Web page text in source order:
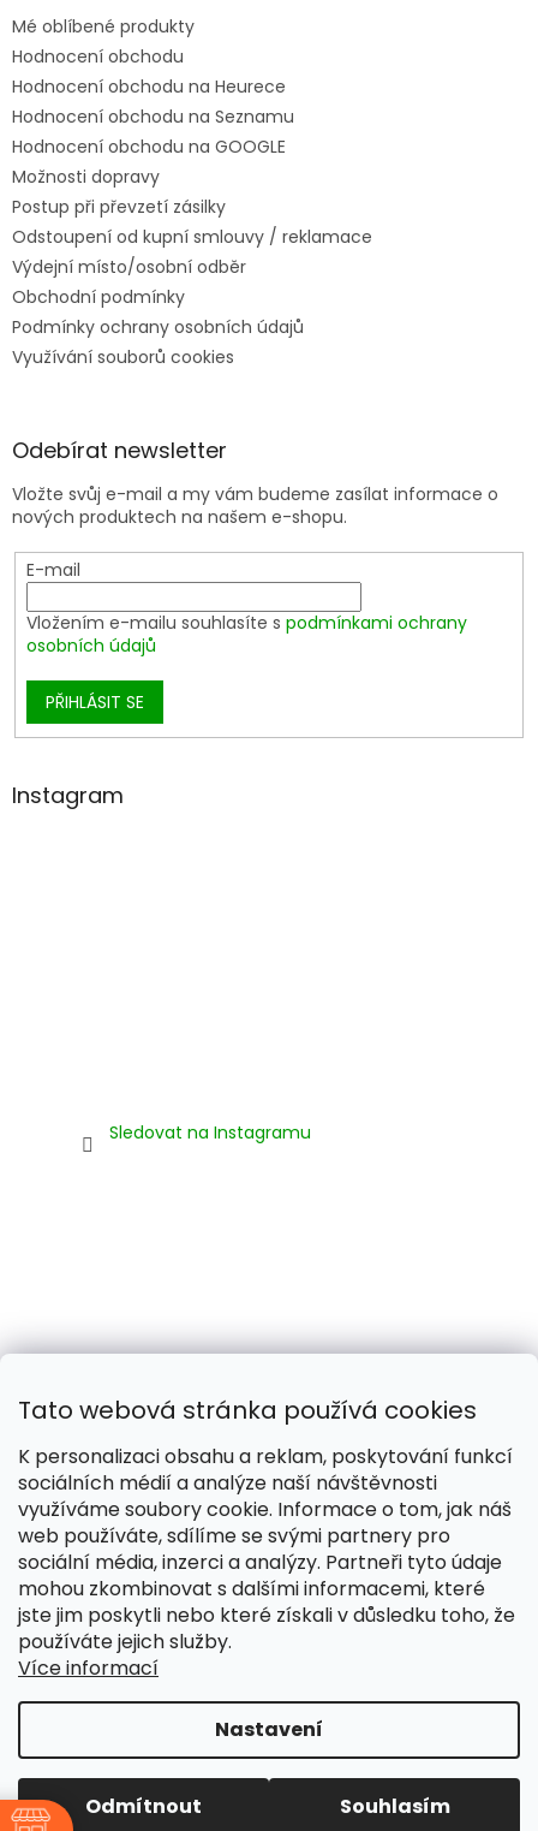
Tato webová stránka používá cookies
K personalizaci obsahu a reklam, poskytování funkcí
sociálních médií a analýze naší návštěvnosti
využíváme soubory cookie. Informace o tom, jak náš
web používáte, sdílíme se svými partnery pro
sociální média, inzerci a analýzy. Partneři tyto údaje
mohou zkombinovat s dalšími informacemi, které
jste jim poskytli nebo které získali v důsledku toho, že
používáte jejich služby.
Více informací
Nastavení
Odmítnout Souhlasím
Mé oblíbené produkty
Hodnocení obchodu
Hodnocení obchodu na Heurece
Hodnocení obchodu na Seznamu
Hodnocení obchodu na GOOGLE
Možnosti dopravy
Postup při převzetí zásilky
Odstoupení od kupní smlouvy / reklamace
Výdejní místo/osobní odběr
Obchodní podmínky
Podmínky ochrany osobních údajů
Využívání souborů cookies
Odebírat newsletter
Vložte svůj e-mail a my vám budeme zasílat informace o
nových produktech na našem e-shopu.
E-mail
Vložením e-mailu souhlasíte s podmínkami ochrany
osobních údajů
PŘIHLÁSIT SE
Instagram
Sledovat na Instagramu
Naše smečka: Silver Needles (Chovatelská stanice)
Copyright 2026Pomáháme žít lépe. Všechna práva
Upravit nastavení cookies